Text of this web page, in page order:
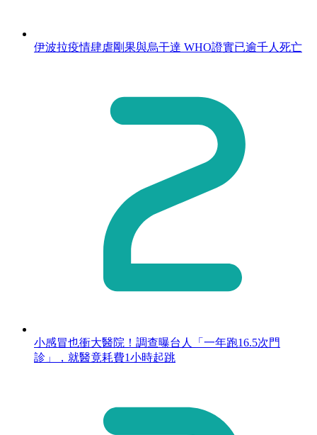
伊波拉疫情肆虐剛果與烏干達 WHO證實已逾千人死亡
小感冒也衝大醫院！調查曝台人「一年跑16.5次門
診」，就醫竟耗費1小時起跳